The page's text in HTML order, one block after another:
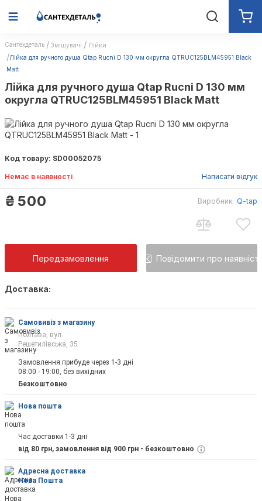
Сантехдеталь Змішувачі
Лійки
Лійка для ручного душа Qtap Rucni D 130 мм округла QTRUC125BLM45951 Black
Matt
Лійка для ручного душа Qtap Rucni D 130 мм
округла QTRUC125BLM45951 Black Matt
Код товару: SD00052075
Немає в наявності Написати відгук
₴ 500 Виробник: Q-tap
Передзамовлення Повідомити про
Доставка:
Самовивіз з магазину
Полтава, вул.
Решетилівська, 35
Замовлення прибуде через 1-3 дні
08:00 - 19:00, без вихідних
Безкоштовно
Нова пошта
Час доставки 1-3 дні
від 80 грн, замовлення від 900 грн - безкоштовно
Адресна доставка
Нова Пошта